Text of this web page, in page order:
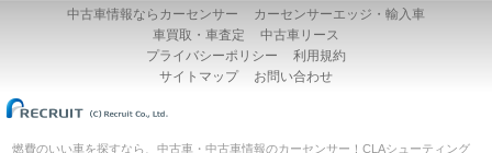
中古車情報ならカーセンサー
カーセンサーエッジ・輸入車
車買取・車査定
中古車リース
プライバシーポリシー
利用規約
サイトマップ
お問い合わせ
燃費のいい車を探すなら、中古車・中古車情報のカーセンサー！CLAシューティング